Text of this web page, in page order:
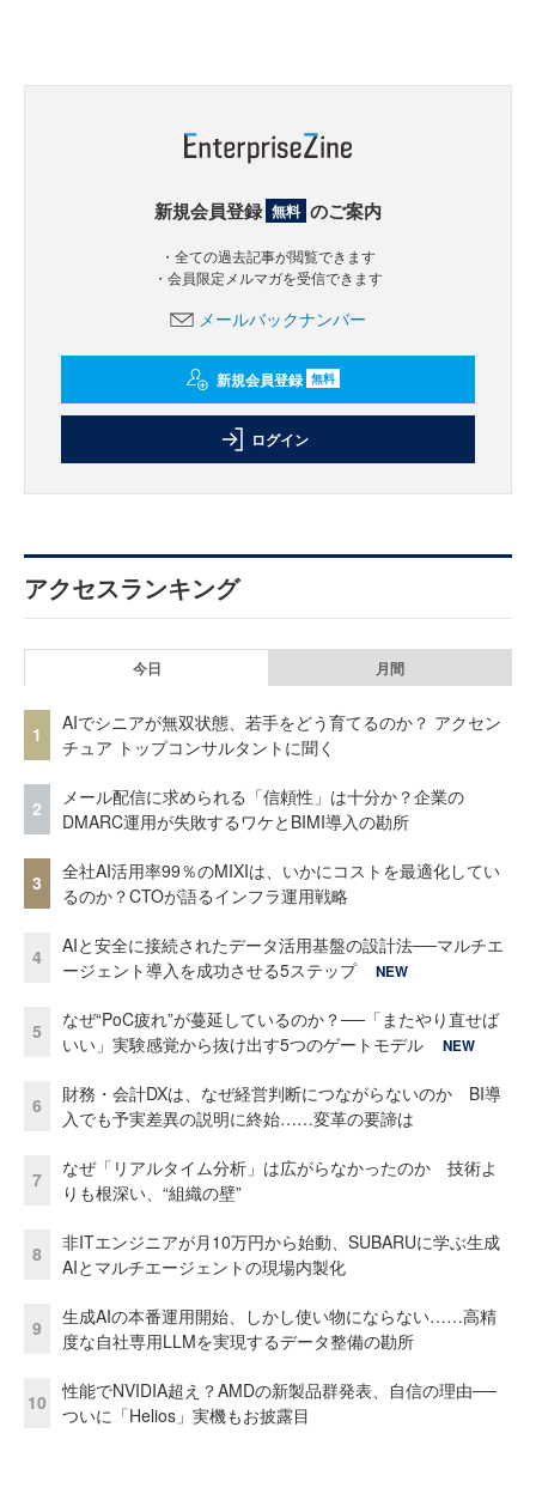
新規会員登録 無料 のご案内
・全ての過去記事が閲覧できます
・会員限定メルマガを受信できます
メールバックナンバー
新規会員登録 無料
ログイン
アクセスランキング
今日 月間
1
AIでシニアが無双状態、若手をどう育てるのか？ アクセン
チュア トップコンサルタントに聞く
2
メール配信に求められる「信頼性」は十分か？企業の
DMARC運用が失敗するワケとBIMI導入の勘所
3
全社AI活用率99％のMIXIは、いかにコストを最適化してい
るのか？CTOが語るインフラ運用戦略
4
AIと安全に接続されたデータ活用基盤の設計法──マルチエ
ージェント導入を成功させる5ステップ
NEW
5
なぜ“PoC疲れ”が蔓延しているのか？──「またやり直せば
いい」実験感覚から抜け出す5つのゲートモデル
NEW
6
財務・会計DXは、なぜ経営判断につながらないのか BI導
入でも予実差異の説明に終始……変革の要諦は
7
なぜ「リアルタイム分析」は広がらなかったのか 技術よ
りも根深い、“組織の壁”
8
非ITエンジニアが月10万円から始動、SUBARUに学ぶ生成
AIとマルチエージェントの現場内製化
9
生成AIの本番運用開始、しかし使い物にならない……高精
度な自社専用LLMを実現するデータ整備の勘所
10
性能でNVIDIA超え？AMDの新製品群発表、自信の理由──
ついに「Helios」実機もお披露目